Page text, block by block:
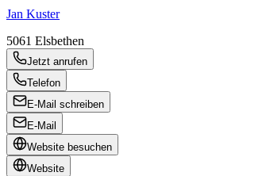
Jan Kuster
5061 Elsbethen
Jetzt anrufen
Telefon
E-Mail schreiben
E-Mail
Website besuchen
Website